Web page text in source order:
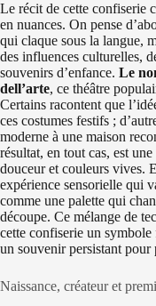
Le récit de cette confiserie
en nuances. On pense
qui claque sous la langue,
des influences culturelles,
souvenirs d’enfance. Le
dell’arte, ce théâtre
Certains racontent que
ces costumes festifs ;
moderne à une maison
résultat, en tout cas, est
douceur et couleurs vives.
expérience sensorielle qui
comme une palette qui
découpe. Ce mélange de
cette confiserie un
un souvenir persistant pour
Naissance, créateur et